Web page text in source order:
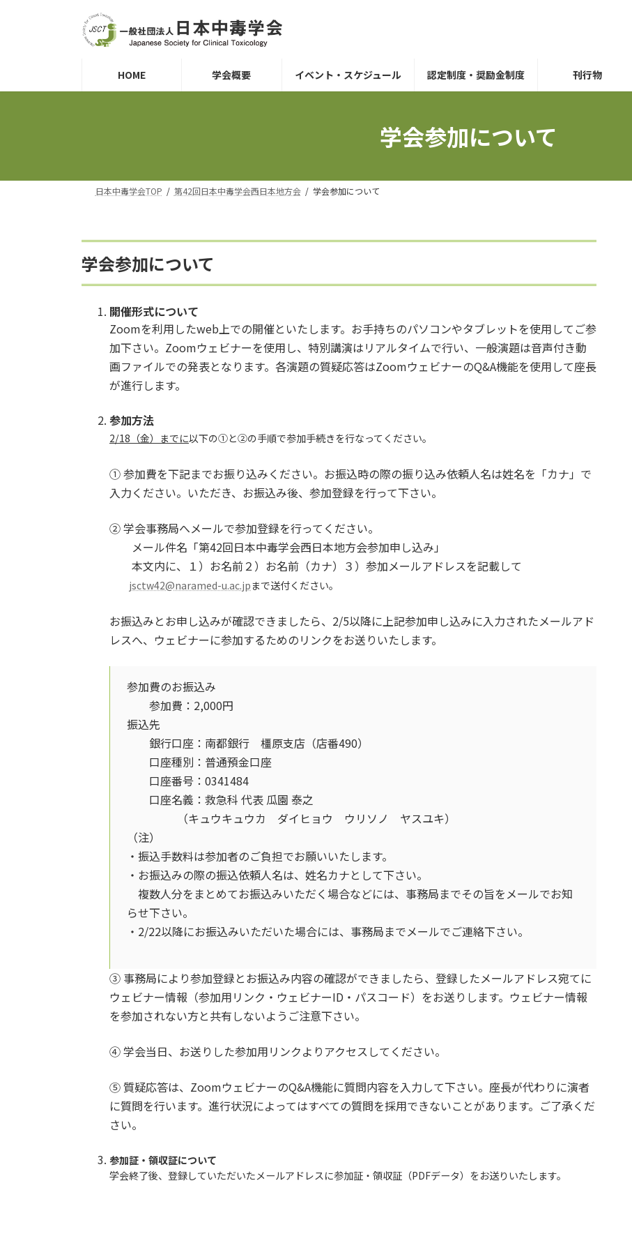
へ
ョ
HOME 学会概要 イベント・スケジュール 認定制度・奨励金制度 刊行物
学会参加について
日本中毒学会TOP 第42回日本中毒学会西日本地方会 学会参加について
学会参加について
開催形式について
Zoomを利用したweb上での開催といたします。お手持ちのパソコンやタブレットを使用してご参
加下さい。Zoomウェビナーを使用し、特別講演はリアルタイムで行い、一般演題は音声付き動
画ファイルでの発表となります。各演題の質疑応答はZoomウェビナーのQ&A機能を使用して座長
が進行します。
参加方法
2/18 （金）までに以下の①と②の手順で参加手続きを行なってください。
① 参加費を下記までお振り込みください。お振込時の際の振り込み依頼人名は姓名を「カナ」で
入力ください。いただき、お振込み後、参加登録を行って下さい。
② 学会事務局へメールで参加登録を行ってください。
メール件名「第42回日本中毒学会西日本地方会参加申し込み」
本文内に、１）お名前２）お名前（カナ）３）参加メールアドレスを記載して
jsctw42@naramed-u.ac.jpまで送付ください。
お振込みとお申し込みが確認できましたら、2/5以降に上記参加申し込みに入力されたメールアド
レスへ、ウェビナーに参加するためのリンクをお送りいたします。
参加費のお振込み
参加費：2,000円
振込先
銀行口座：南都銀行 橿原支店（店番490）
口座種別：普通預金口座
口座番号：0341484
口座名義：救急科 代表 瓜園 泰之
（キュウキュウカ ダイヒョウ ウリソノ ヤスユキ）
（注）
・振込手数料は参加者のご負担でお願いいたします。
・お振込みの際の振込依頼人名は、姓名カナとして下さい。
複数人分をまとめてお振込みいただく場合などには、事務局までその旨をメールでお知
らせ下さい。
・2/22以降にお振込みいただいた場合には、事務局までメールでご連絡下さい。
③ 事務局により参加登録とお振込み内容の確認ができましたら、登録したメールアドレス宛てに
ウェビナー情報（参加用リンク・ウェビナーID・パスコード）をお送りします。ウェビナー情報
を参加されない方と共有しないようご注意下さい。
④ 学会当日、お送りした参加用リンクよりアクセスしてください。
⑤ 質疑応答は、ZoomウェビナーのQ&A機能に質問内容を入力して下さい。座長が代わりに演者
に質問を行います。進行状況によってはすべての質問を採用できないことがあります。ご了承くだ
さい。
参加証・領収証について
学会終了後、登録していただいたメールアドレスに参加証・領収証（PDFデータ）をお送りいたします。